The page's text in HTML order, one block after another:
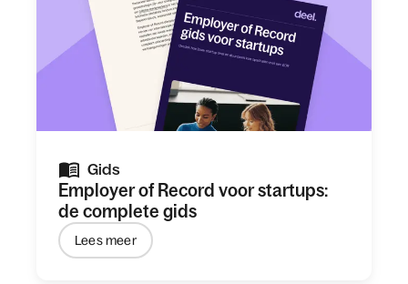
Gids
Employer of Record voor startups:
de complete gids
Lees meer